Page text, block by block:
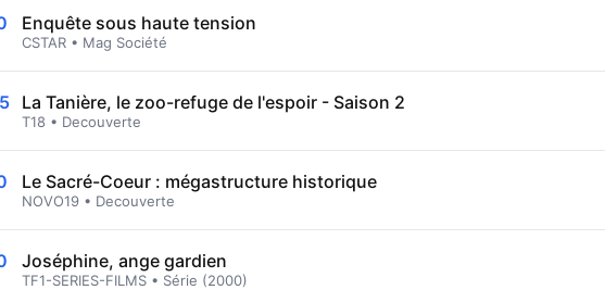
Enquête sous haute tension
CSTAR • Mag Société
La Tanière, le zoo-refuge de l'espoir - Saison 2
T18 • Decouverte
Le Sacré-Coeur : mégastructure historique
NOVO19 • Decouverte
Joséphine, ange gardien
TF1-SERIES-FILMS • Série (2000)